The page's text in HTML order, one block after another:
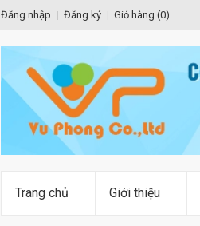
Đăng nhập Đăng ký Giỏ hàng (0)
Trang chủ Giới thiệu